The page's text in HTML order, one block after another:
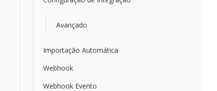
Avançado
Importação Automática
Webhook
Webhook Evento